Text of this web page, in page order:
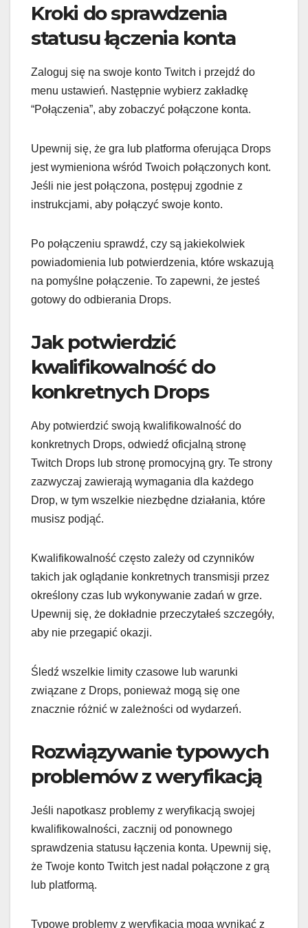
Kroki do sprawdzenia
statusu łączenia konta
Zaloguj się na swoje konto Twitch i przejdź do
menu ustawień. Następnie wybierz zakładkę
“Połączenia”, aby zobaczyć połączone konta.
Upewnij się, że gra lub platforma oferująca Drops
jest wymieniona wśród Twoich połączonych kont.
Jeśli nie jest połączona, postępuj zgodnie z
instrukcjami, aby połączyć swoje konto.
Po połączeniu sprawdź, czy są jakiekolwiek
powiadomienia lub potwierdzenia, które wskazują
na pomyślne połączenie. To zapewni, że jesteś
gotowy do odbierania Drops.
Jak potwierdzić
kwalifikowalność do
konkretnych Drops
Aby potwierdzić swoją kwalifikowalność do
konkretnych Drops, odwiedź oficjalną stronę
Twitch Drops lub stronę promocyjną gry. Te strony
zazwyczaj zawierają wymagania dla każdego
Drop, w tym wszelkie niezbędne działania, które
musisz podjąć.
Kwalifikowalność często zależy od czynników
takich jak oglądanie konkretnych transmisji przez
określony czas lub wykonywanie zadań w grze.
Upewnij się, że dokładnie przeczytałeś szczegóły,
aby nie przegapić okazji.
Śledź wszelkie limity czasowe lub warunki
związane z Drops, ponieważ mogą się one
znacznie różnić w zależności od wydarzeń.
Rozwiązywanie typowych
problemów z weryfikacją
Jeśli napotkasz problemy z weryfikacją swojej
kwalifikowalności, zacznij od ponownego
sprawdzenia statusu łączenia konta. Upewnij się,
że Twoje konto Twitch jest nadal połączone z grą
lub platformą.
Typowe problemy z weryfikacją mogą wynikać z